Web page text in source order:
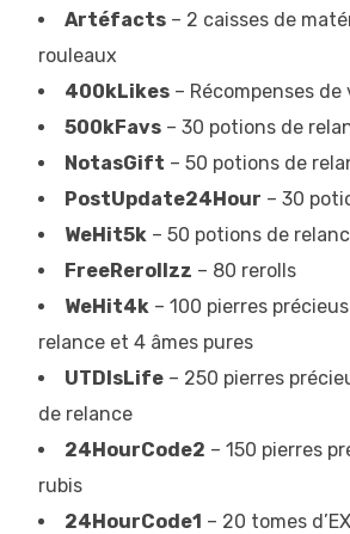
Artéfacts – 2 caisses de
rouleaux
400kLikes – Récompenses de
500kFavs – 30 potions de
NotasGift – 50 potions de
PostUpdate24Hour – 30
WeHit5k – 50 potions de
FreeRerollzz – 80 rerolls
WeHit4k – 100 pierres
relance et 4 âmes pures
UTDIsLife – 250 pierres
de relance
24HourCode2 – 150 pierres
rubis
24HourCode1 – 20 tomes